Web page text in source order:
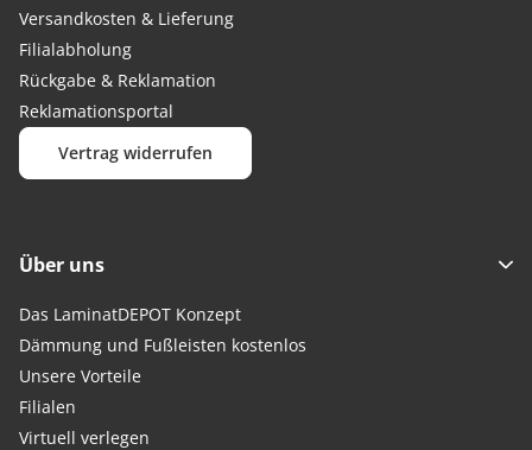
Versandkosten & Lieferung
Filialabholung
Rückgabe & Reklamation
Reklamationsportal
Vertrag widerrufen
Über uns
Das LaminatDEPOT Konzept
Dämmung und Fußleisten kostenlos
Unsere Vorteile
Filialen
Virtuell verlegen